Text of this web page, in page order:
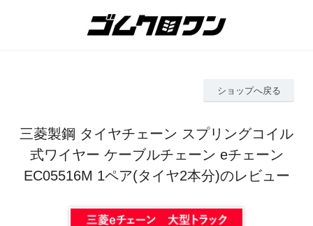
ショップへ戻る
三菱製鋼 タイヤチェーン スプリングコイル
式ワイヤー ケーブルチェーン eチェーン
EC05516M 1ペア(タイヤ2本分)のレビュー